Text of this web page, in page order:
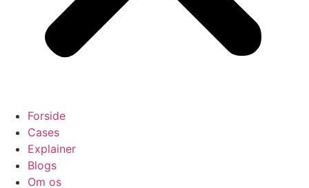
Forside
Cases
Explainer
Blogs
Om os